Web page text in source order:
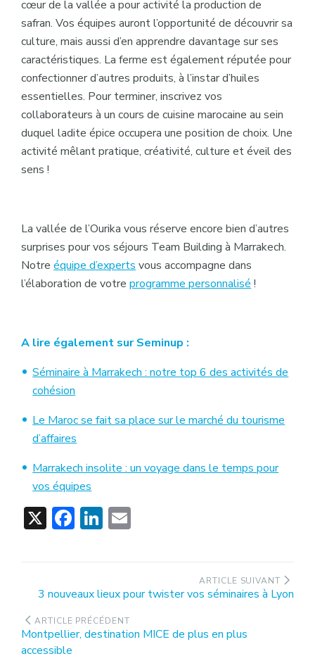
cœur de la vallée a pour activité la production de
safran. Vos équipes auront l’opportunité de découvrir sa
culture, mais aussi d’en apprendre davantage sur ses
caractéristiques. La ferme est également réputée pour
confectionner d’autres produits, à l’instar d’huiles
essentielles. Pour terminer, inscrivez vos
collaborateurs à un cours de cuisine marocaine au sein
duquel ladite épice occupera une position de choix. Une
activité mêlant pratique, créativité, culture et éveil des
sens !
La vallée de l’Ourika vous réserve encore bien d’autres
surprises pour vos séjours Team Building à Marrakech.
Notreéquipe d’experts vous accompagne dans
l’élaboration de votreprogramme personnalisé !
A lire également sur Seminup :
Séminaire à Marrakech : notre top 6 des activités de
cohésion
Le Maroc se fait sa place sur le marché du tourisme
d’affaires
Marrakech insolite : un voyage dans le temps pour
vos équipes
X Facebook
LinkedIn
de
l’article
ARTICLE PRÉCÉDENT
Article
précédent
:
Montpellier, destination MICE de plus en plus
accessible
ARTICLE SUIVANT
Article
suivant
:
3 nouveaux lieux pour twister vos séminaires à Lyon